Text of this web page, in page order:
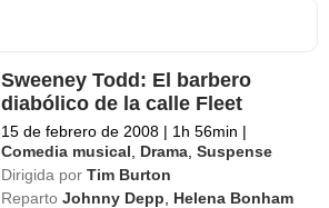
Sweeney Todd: El barbero
diabólico de la calle Fleet
15 de febrero de 2008 | 1h 56min |
Comedia musical
Drama ,Suspense
Dirigida por Tim Burton
Reparto Johnny Depp Helena Bonham